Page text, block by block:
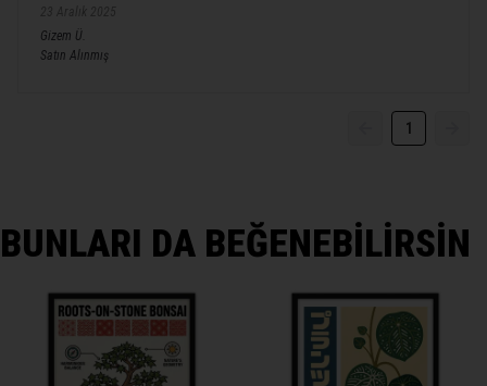
Gizem Ü.
Satın Alınmış
1
BUNLARI DA BEĞENEBİLİRSİN